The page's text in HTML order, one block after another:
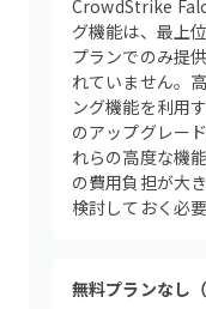
CrowdStrike
グ機能は、最上
プランでのみ提
れていません。
ング機能を利用
のアップグレー
れらの高度な機
の費用負担が大
検討しておく必
無料プランなし